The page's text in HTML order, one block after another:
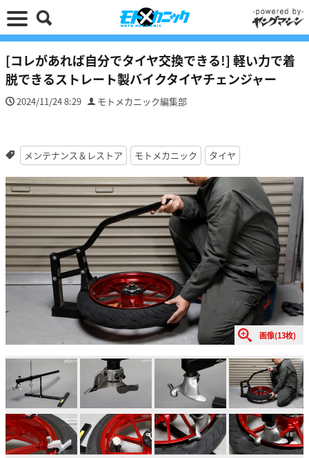
[コレがあれば自分でタイヤ交換できる!] 軽い力で着
脱できるストレート製バイクタイヤチェンジャー
2024/11/24 8:29 モトメカニック編集部
メンテナンス＆レストア モトメカニック タイヤ
画像(13枚)